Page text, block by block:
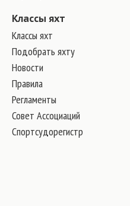
Классы яхт
Классы яхт
Подобрать яхту
Новости
Правила
Регламенты
Совет Ассоциаций
Спортсудорегистр